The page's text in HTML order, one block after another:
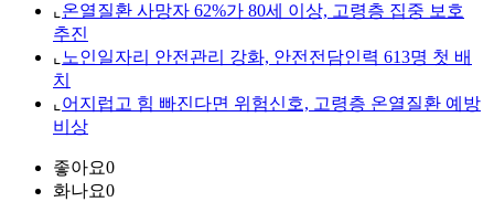
⌞ 온열질환 사망자 62%가 80세 이상, 고령층 집중 보호
추진
⌞ 노인일자리 안전관리 강화, 안전전담인력 613명 첫 배
치
⌞ 어지럽고 힘 빠진다면 위험신호, 고령층 온열질환 예방
비상
좋아요0
화나요0